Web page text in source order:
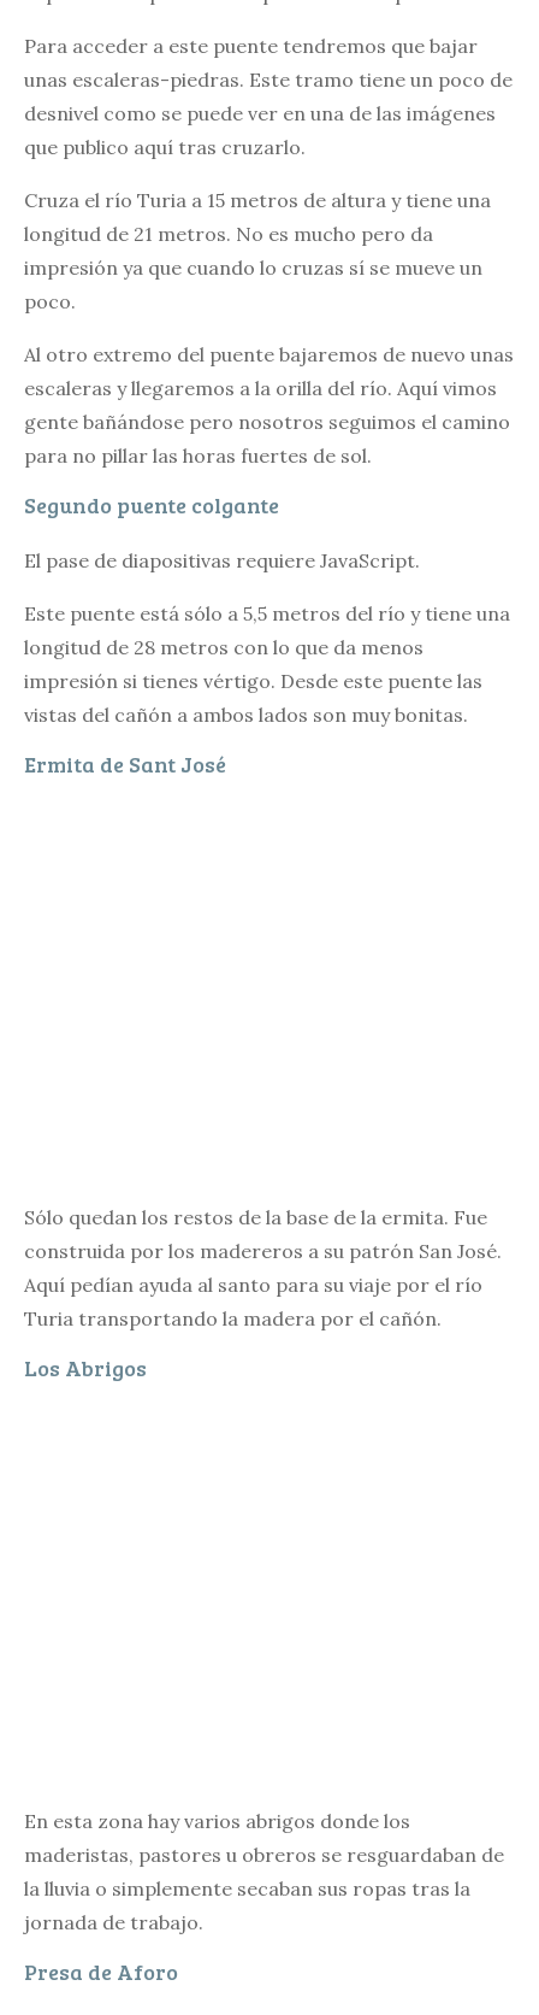
Para acceder a este puente tendremos que bajar
unas escaleras-piedras. Este tramo tiene un poco de
desnivel como se puede ver en una de las imágenes
que publico aquí tras cruzarlo.
Cruza el río Turia a 15 metros de altura y tiene una
longitud de 21 metros. No es mucho pero da
impresión ya que cuando lo cruzas sí se mueve un
poco.
Al otro extremo del puente bajaremos de nuevo unas
escaleras y llegaremos a la orilla del río. Aquí vimos
gente bañándose pero nosotros seguimos el camino
para no pillar las horas fuertes de sol.
Segundo puente colgante
El pase de diapositivas requiere JavaScript.
Este puente está sólo a 5,5 metros del río y tiene una
longitud de 28 metros con lo que da menos
impresión si tienes vértigo. Desde este puente las
vistas del cañón a ambos lados son muy bonitas.
Ermita de Sant José
Sólo quedan los restos de la base de la ermita. Fue
construida por los madereros a su patrón San José.
Aquí pedían ayuda al santo para su viaje por el río
Turia transportando la madera por el cañón.
Los Abrigos
En esta zona hay varios abrigos donde los
maderistas, pastores u obreros se resguardaban de
la lluvia o simplemente secaban sus ropas tras la
jornada de trabajo.
Presa de Aforo